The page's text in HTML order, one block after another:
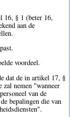
16, § 1 (beter 16,
aan de
voordeel.
dat de in artikel 17, §
zal nemen "wanneer
van de
bepalingen die van